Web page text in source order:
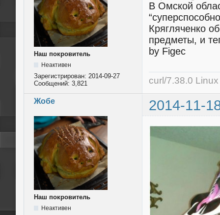
Наш покровитель
Неактивен
Зарегистрирован: 2014-09-27
Сообщений: 3,821
В Омской
Крягляченко
предметы, и
by Figec
curl/7.38.0
Жобе 2014-11-
Наш покровитель
Неактивен